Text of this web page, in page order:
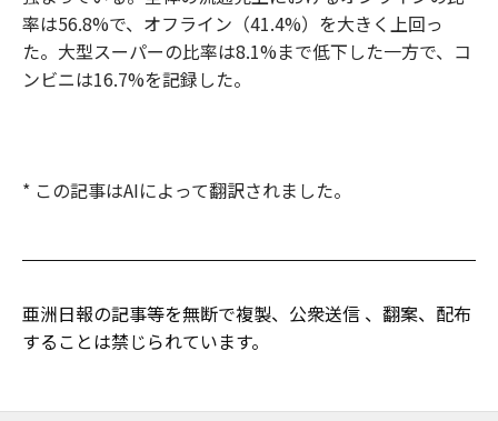
率は56.8%で、オフライン（41.4%）を大きく上回っ
た。大型スーパーの比率は8.1%まで低下した一方で、コ
ンビニは16.7%を記録した。
* この記事はAIによって翻訳されました。
亜洲日報の記事等を無断で複製、公衆送信 、翻案、配布
することは禁じられています。